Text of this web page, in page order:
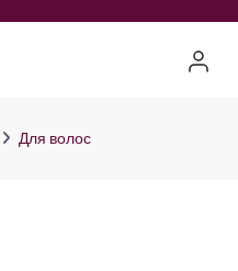
Для волос